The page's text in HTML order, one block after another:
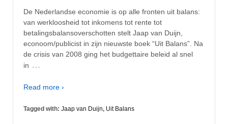
De Nederlandse economie is op alle fronten uit balans:
van werkloosheid tot inkomens tot rente tot
betalingsbalansoverschotten stelt Jaap van Duijn,
econoom/publicist in zijn nieuwste boek “Uit Balans”. Na
de crisis van 2008 ging het budgettaire beleid al snel
in …
Read more ›
Tagged with: Jaap van Duijn, Uit Balans